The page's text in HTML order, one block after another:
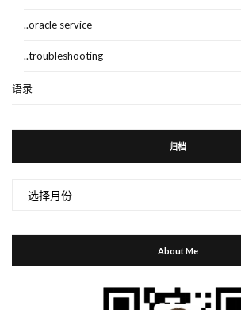
..oracle service
..troubleshooting
语录
归档
About Me